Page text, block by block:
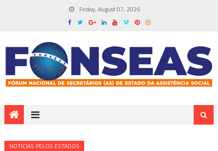
Friday, August 07, 2026
NOTICIAS PELOS ESTADOS